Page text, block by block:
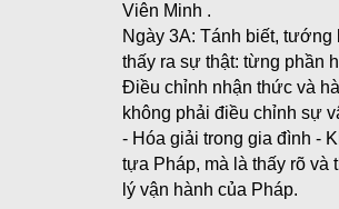
Viên Minh .
Ngày 3A: Tánh biết, tướng
thấy ra sự thật: từng phần
Điều chỉnh nhận thức và
không phải điều chỉnh sự
- Hóa giải trong gia đình -
tựa Pháp, mà là thấy rõ và
lý vận hành của Pháp.